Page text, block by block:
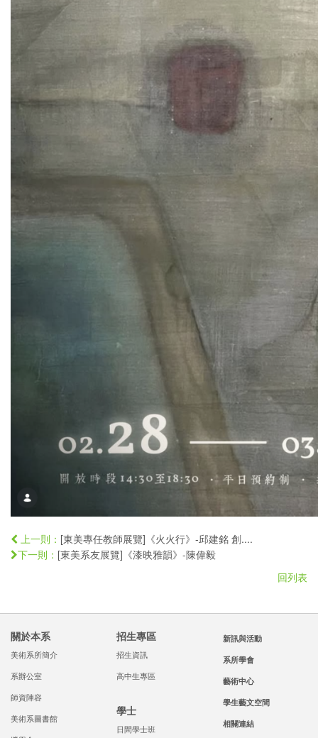
上一則： [東美專任教師展覽]《火火行》-邱建銘 創....
下一則： [東美系友展覽]《漆映雅韻》-陳偉毅
回列表
關於本系
美術系所簡介
系辦公室
師資陣容
美術系圖書館
招生專區
招生資訊
高中生專區
學士
日間學士班
新訊與活動
系所學會
藝術中心
學生藝文空間
相關連結